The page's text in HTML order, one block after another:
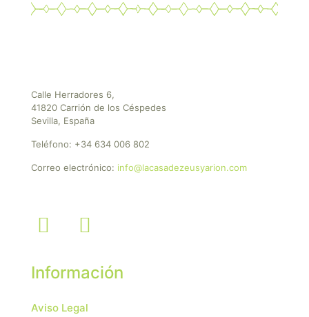
Calle Herradores 6,
41820 Carrión de los Céspedes
Sevilla, España
Teléfono: +34 634 006 802
Correo electrónico: info@lacasadezeusyarion.com
Información
Aviso Legal